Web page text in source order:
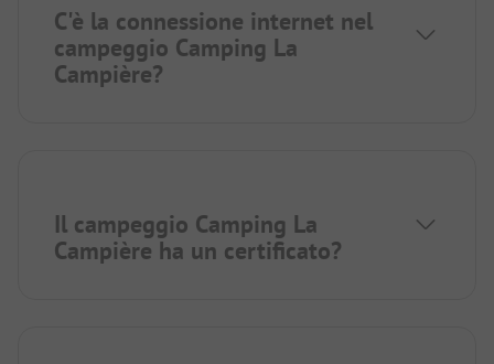
C'è la connessione internet nel
campeggio Camping La
Campière?
Il campeggio Camping La
Campière ha un certificato?